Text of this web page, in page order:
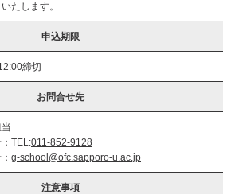
たします。
申込期限
締切
お問合せ先
TEL:011-852-9128
g-school@ofc.sapporo-u.ac.jp
注意事項